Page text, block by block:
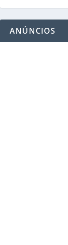
ANÚNCIOS